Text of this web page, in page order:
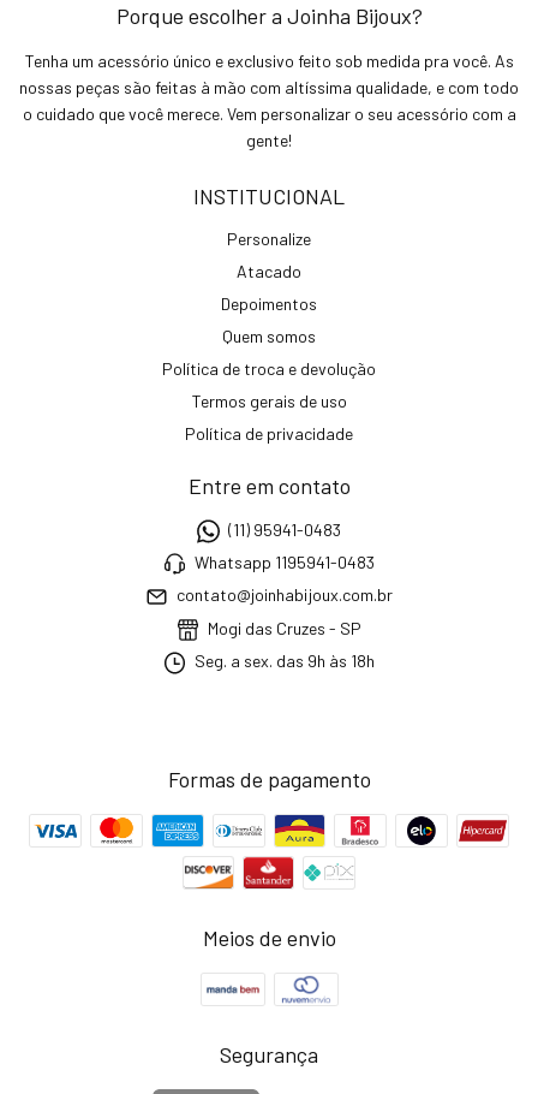
Porque escolher a Joinha Bijoux?
Tenha um acessório único e exclusivo feito sob medida pra você. As
nossas peças são feitas à mão com altíssima qualidade, e com todo
o cuidado que você merece. Vem personalizar o seu acessório com a
gente!
INSTITUCIONAL
Personalize
Atacado
Depoimentos
Quem somos
Política de troca e devolução
Termos gerais de uso
Política de privacidade
Entre em contato
(11) 95941-0483
Whatsapp 1195941-0483
contato@joinhabijoux.com.br
Mogi das Cruzes - SP
Seg. a sex. das 9h às 18h
Formas de pagamento
Meios de envio
Segurança